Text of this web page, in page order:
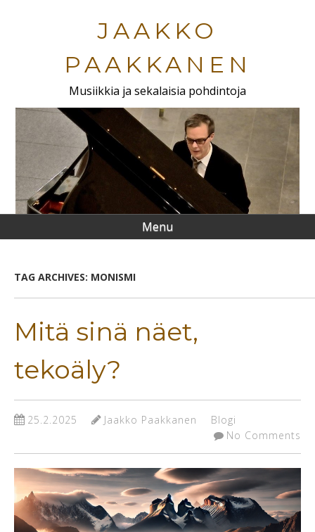
JAAKKO
PAAKKANEN
Musiikkia ja sekalaisia pohdintoja
Menu
TAG ARCHIVES: MONISMI
Mitä sinä näet,
tekoäly?
25.2.2025 Jaakko Paakkanen
Blogi
No Comments